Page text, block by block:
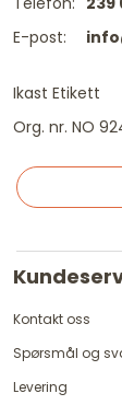
E-post:
Ikast Etikett
Org. nr. NO
Kontakt oss
Spørsmål og
Levering